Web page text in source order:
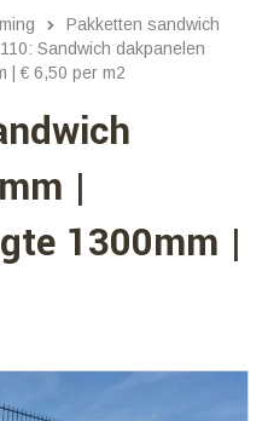
Pakketten sandwich
Sandwich dakpanelen
| € 6,50 per m2
|
1300mm |